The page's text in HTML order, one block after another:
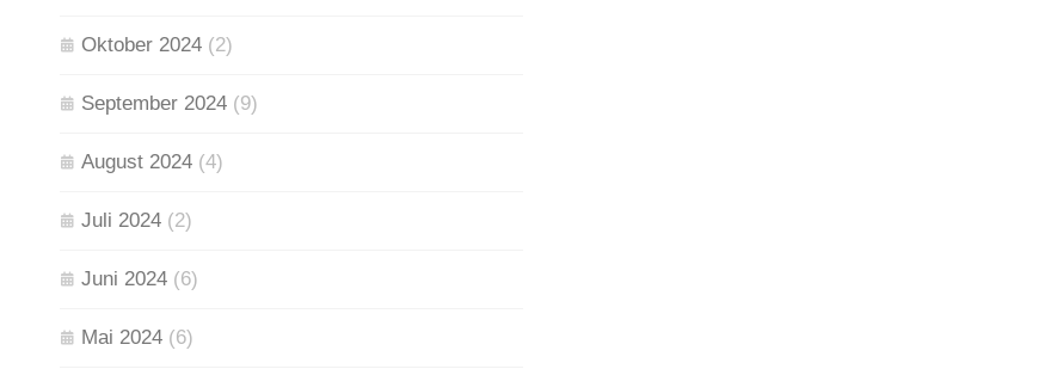
Oktober 2024 (2)
September 2024 (9)
August 2024 (4)
Juli 2024 (2)
Juni 2024 (6)
Mai 2024 (6)